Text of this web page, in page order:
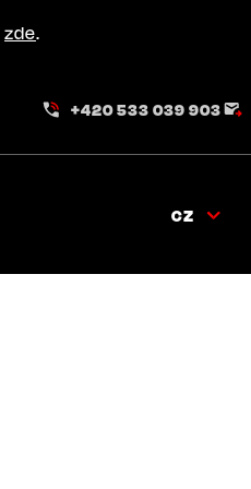
zde.
+420 533 039 903
CZ